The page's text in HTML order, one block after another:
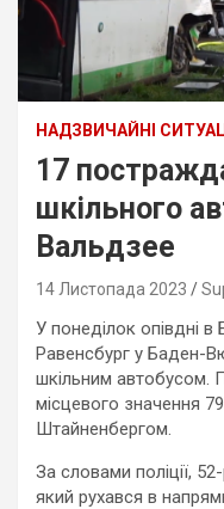
НАДЗВИЧАЙНІ
17
шкільного
Вальдзее
14 Листопада 2023
У понеділок опівдні
Равенсбург у Баден-
шкільним автобусом.
місцевого значення
Штайненбергом.
За словами поліції,
який рухався в